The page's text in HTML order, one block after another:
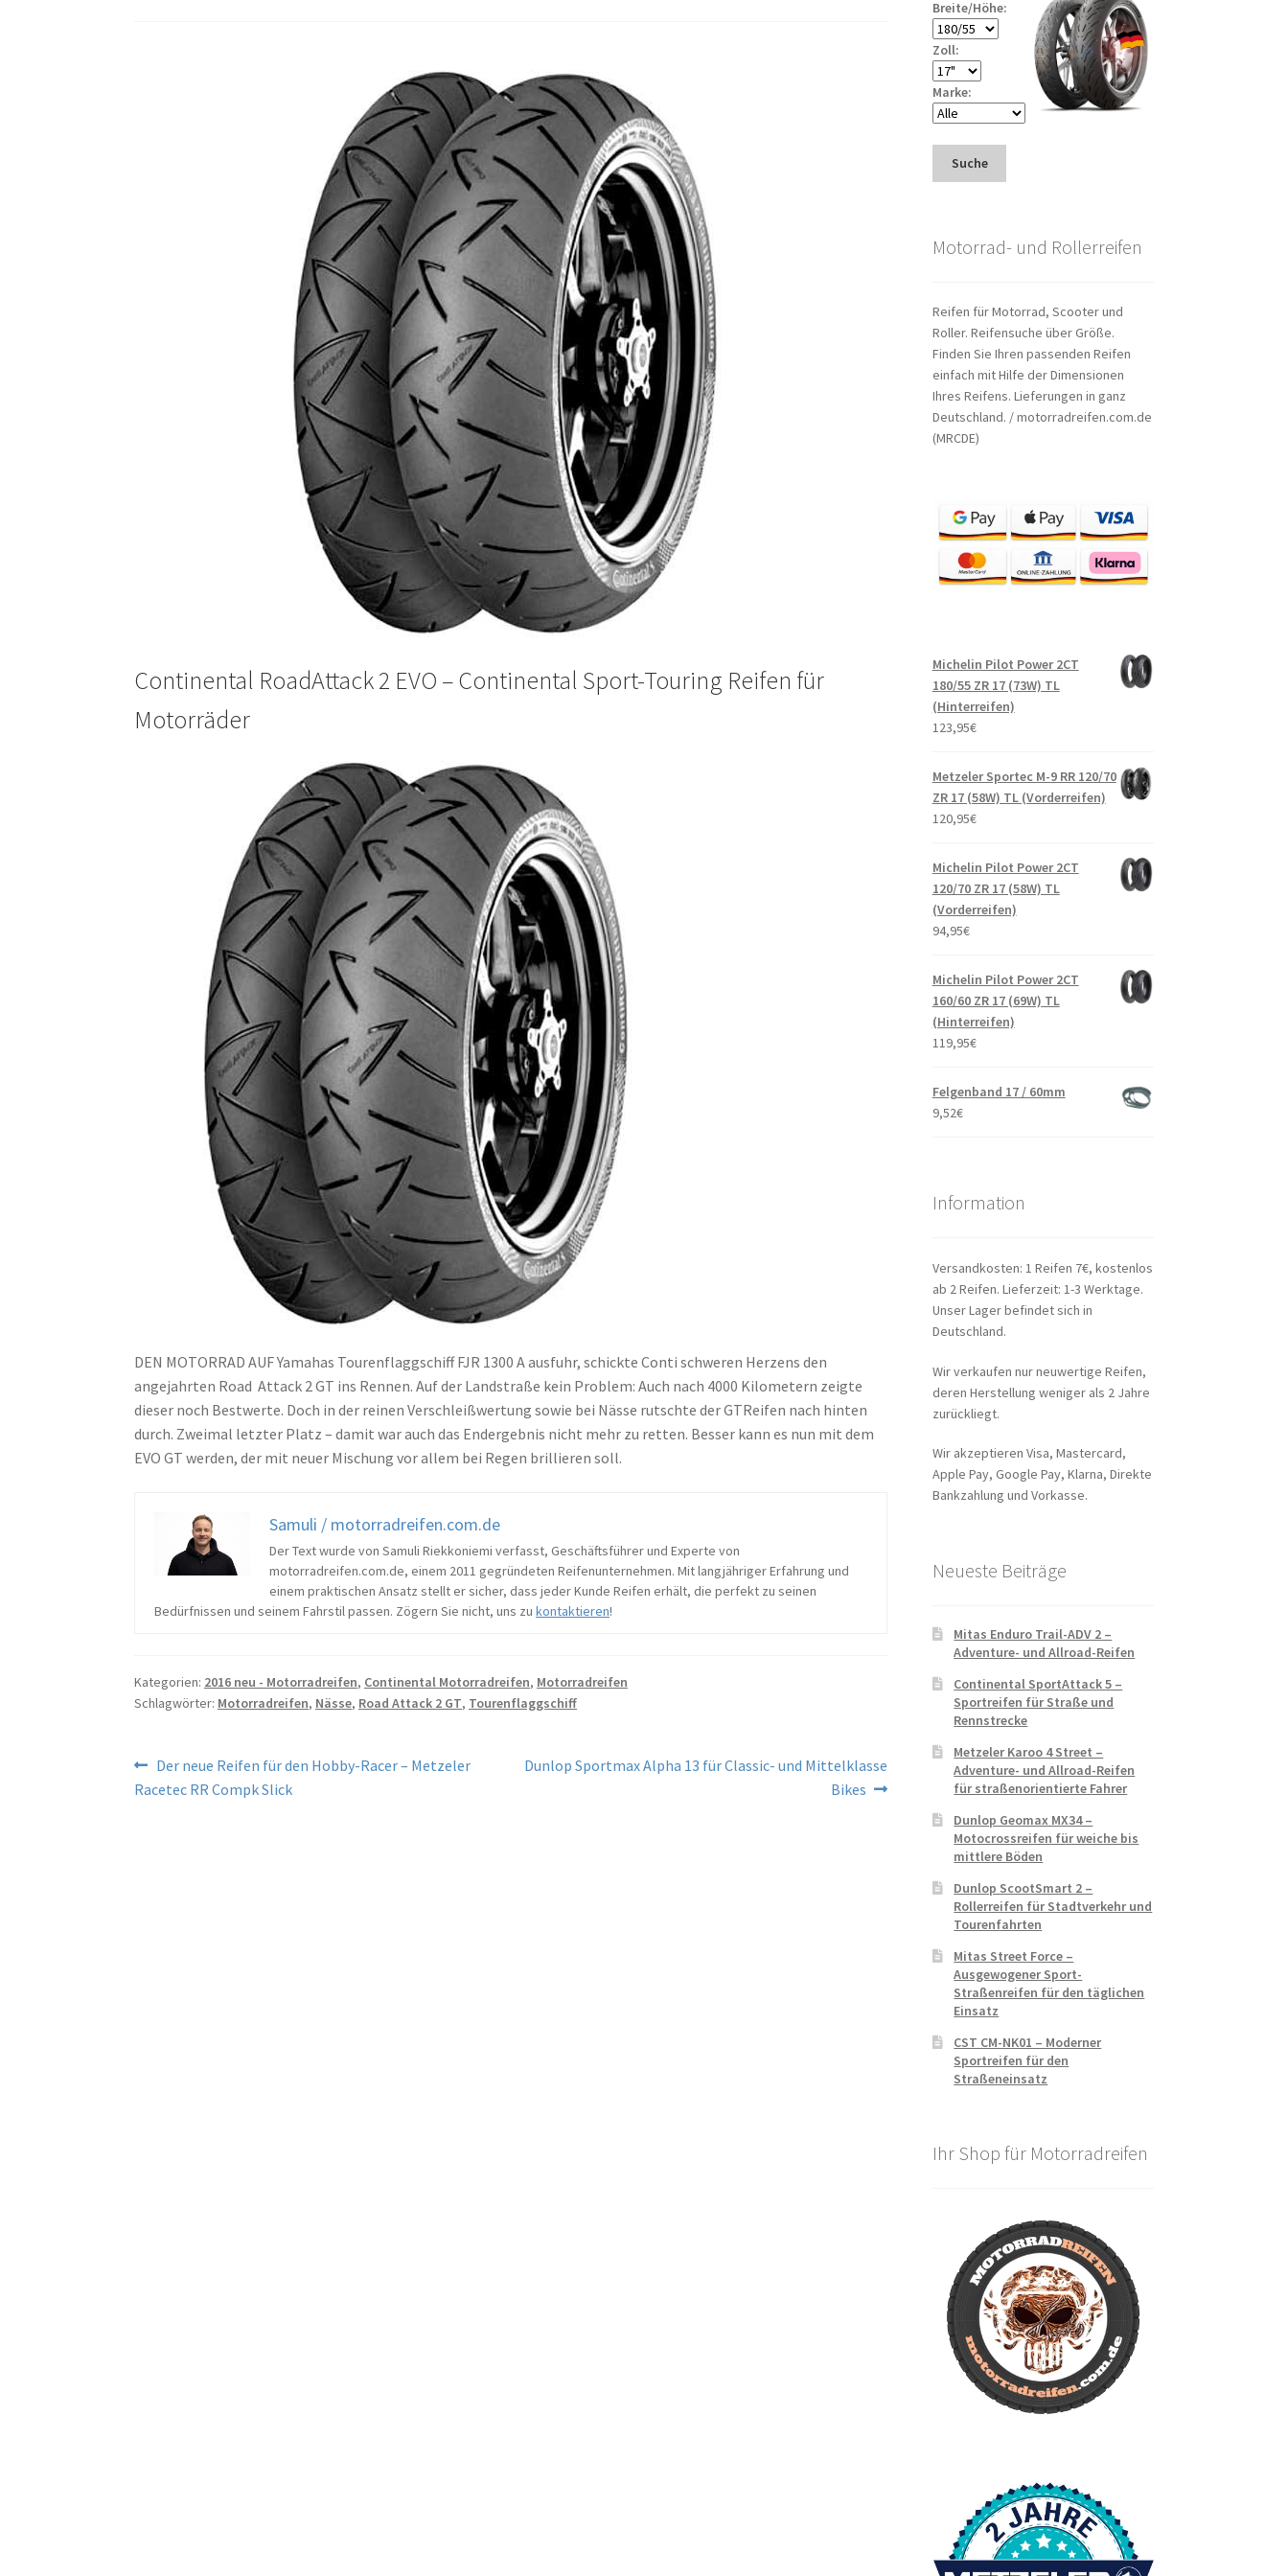
Continental RoadAttack 2 EVO – Continental Sport-Touring Reifen für
Motorräder
DEN MOTORRAD AUF Yamahas Tourenflaggschiff FJR 1300 A ausfuhr, schickte Conti schweren Herzens den
angejahrten Road Attack 2 GT ins Rennen. Auf der Landstraße kein Problem: Auch nach 4000 Kilometern zeigte
dieser noch Bestwerte. Doch in der reinen Verschleißwertung sowie bei Nässe rutschte der GTReifen nach hinten
durch. Zweimal letzter Platz – damit war auch das Endergebnis nicht mehr zu retten. Besser kann es nun mit dem
EVO GT werden, der mit neuer Mischung vor allem bei Regen brillieren soll.
Samuli / motorradreifen.com.de
Der Text wurde von Samuli Riekkoniemi verfasst, Geschäftsführer und Experte von
motorradreifen.com.de, einem 2011 gegründeten Reifenunternehmen. Mit langjähriger Erfahrung und
einem praktischen Ansatz stellt er sicher, dass jeder Kunde Reifen erhält, die perfekt zu seinen
Bedürfnissen und seinem Fahrstil passen. Zögern Sie nicht, uns zukontaktieren!
Kategorien: 2016 neu - Motorradreifen, Continental Motorradreifen, Motorradreifen
Schlagwörter: Motorradreifen, Nässe, Road Attack 2 GT, Tourenflaggschiff
Beitragsnavigation
Vorheriger
Beitrag:
Der neue Reifen für den Hobby-Racer – Metzeler
Racetec RR Compk Slick
Nächster
Dunlop Sportmax Alpha 13 für Classic- und Mittelklasse
Bikes
Breite/Höhe:
Zoll:
Marke:
Suche
Motorrad- und Rollerreifen
Reifen für Motorrad, Scooter und
Roller. Reifensuche über Größe.
Finden Sie Ihren passenden Reifen
einfach mit Hilfe der Dimensionen
Ihres Reifens. Lieferungen in ganz
Deutschland. / motorradreifen.com.de
(MRCDE)
Michelin Pilot Power 2CT
180/55 ZR 17 (73W) TL
(Hinterreifen)
123,95€
Metzeler Sportec M-9 RR 120/70
ZR 17 (58W) TL (Vorderreifen)
120,95€
Michelin Pilot Power 2CT
120/70 ZR 17 (58W) TL
(Vorderreifen)
94,95€
Michelin Pilot Power 2CT
160/60 ZR 17 (69W) TL
(Hinterreifen)
119,95€
Felgenband 17 / 60mm
9,52€
Information
Versandkosten: 1 Reifen 7€, kostenlos
ab 2 Reifen. Lieferzeit: 1-3 Werktage.
Unser Lager befindet sich in
Deutschland.
Wir verkaufen nur neuwertige Reifen,
deren Herstellung weniger als 2 Jahre
zurückliegt.
Wir akzeptieren Visa, Mastercard,
Apple Pay, Google Pay, Klarna, Direkte
Bankzahlung und Vorkasse.
Neueste Beiträge
Mitas Enduro Trail-ADV 2 –
Adventure- und Allroad-Reifen
Continental SportAttack 5 –
Sportreifen für Straße und
Rennstrecke
Metzeler Karoo 4 Street –
Adventure- und Allroad-Reifen
für straßenorientierte Fahrer
Dunlop Geomax MX34 –
Motocrossreifen für weiche bis
mittlere Böden
Dunlop ScootSmart 2 –
Rollerreifen für Stadtverkehr und
Tourenfahrten
Mitas Street Force –
Ausgewogener Sport-
Straßenreifen für den täglichen
Einsatz
CST CM-NK01 – Moderner
Sportreifen für den
Straßeneinsatz
Ihr Shop für Motorradreifen